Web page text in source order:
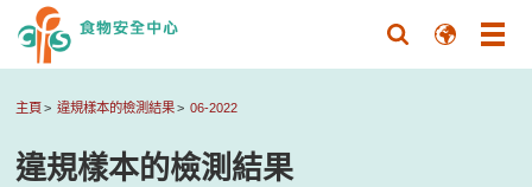
主頁 違規樣本的檢測結果 06-2022
違規樣本的檢測結果